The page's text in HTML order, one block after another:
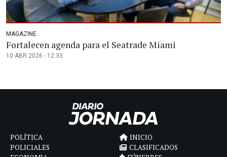
MAGAZINE
Fortalecen agenda para el Seatrade Miami
10 ABR 2026 - 12:33
POLÍTICA
POLICIALES
INICIO
CLASIFICADOS